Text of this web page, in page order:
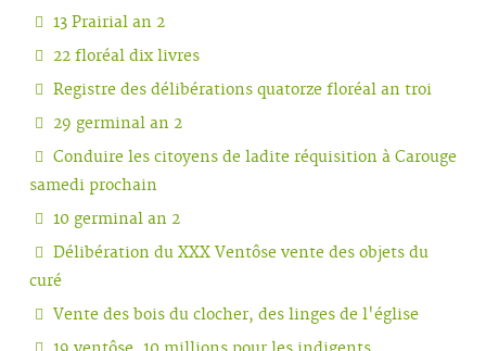
13 Prairial an 2
22 floréal dix livres
Registre des délibérations quatorze floréal an troi
29 germinal an 2
Conduire les citoyens de ladite réquisition à Carouge
samedi prochain
10 germinal an 2
Délibération du XXX Ventôse vente des objets du
curé
Vente des bois du clocher, des linges de l'église